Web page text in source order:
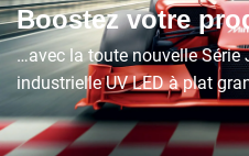
Boostez votre
…avec la toute nouvelle Série
industrielle UV LED à plat